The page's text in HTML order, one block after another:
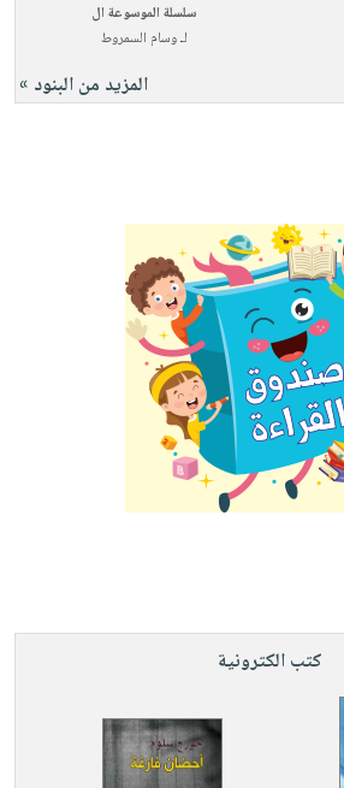
سلسلة الموسوعة ال
لـوسام السمروط
المزيد من البنود »
كتب الكترونية